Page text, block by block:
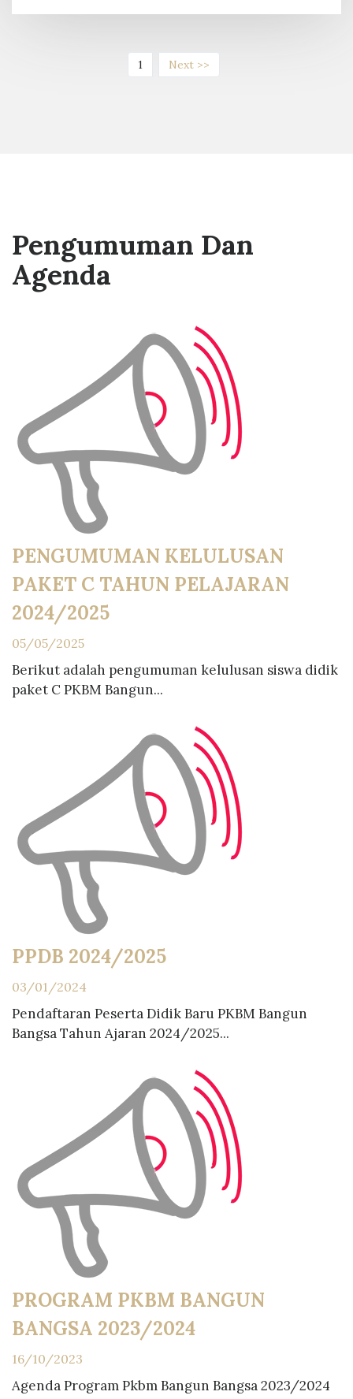
1(current)Next >>
Pengumuman Dan
Agenda
PENGUMUMAN KELULUSAN
PAKET C TAHUN PELAJARAN
2024/2025
05/05/2025
Berikut adalah pengumuman kelulusan siswa didik
paket C PKBM Bangun...
PPDB 2024/2025
03/01/2024
Pendaftaran Peserta Didik Baru PKBM Bangun
Bangsa Tahun Ajaran 2024/2025...
PROGRAM PKBM BANGUN
BANGSA 2023/2024
16/10/2023
Agenda Program Pkbm Bangun Bangsa 2023/2024